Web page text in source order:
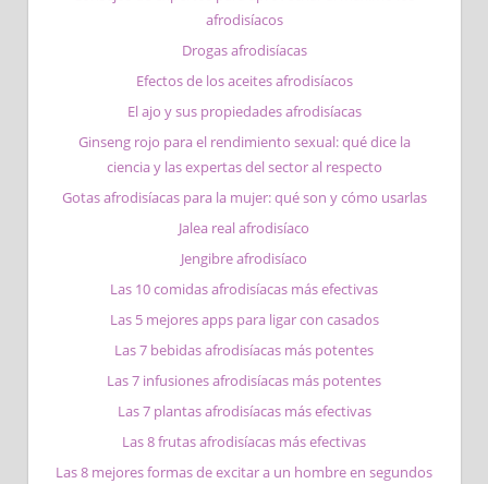
afrodisíacos
Drogas afrodisíacas
Efectos de los aceites afrodisíacos
El ajo y sus propiedades afrodisíacas
Ginseng rojo para el rendimiento sexual: qué dice la
ciencia y las expertas del sector al respecto
Gotas afrodisíacas para la mujer: qué son y cómo usarlas
Jalea real afrodisíaco
Jengibre afrodisíaco
Las 10 comidas afrodisíacas más efectivas
Las 5 mejores apps para ligar con casados
Las 7 bebidas afrodisíacas más potentes
Las 7 infusiones afrodisíacas más potentes
Las 7 plantas afrodisíacas más efectivas
Las 8 frutas afrodisíacas más efectivas
Las 8 mejores formas de excitar a un hombre en segundos